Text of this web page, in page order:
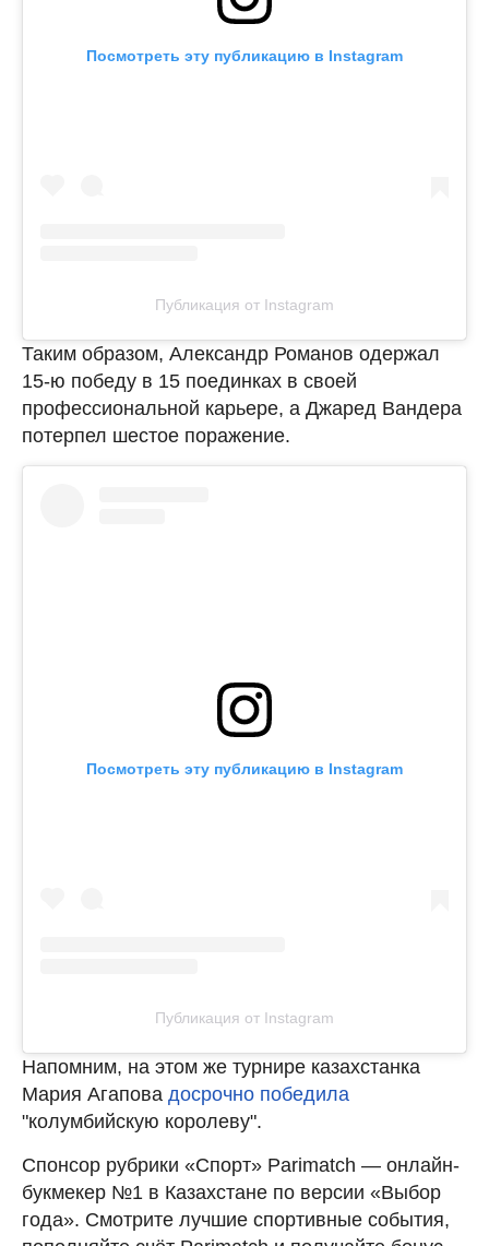
Посмотреть эту публикацию в Instagram
Публикация от Instagram
Таким образом, Александр Романов одержал
15-ю победу в 15 поединках в своей
профессиональной карьере, а Джаред Вандера
потерпел шестое поражение.
Посмотреть эту публикацию в Instagram
Публикация от Instagram
Напомним, на этом же турнире казахстанка
Мария Агапова досрочно победила
"колумбийскую королеву".
Спонсор рубрики «Спорт» Parimatch — онлайн-
букмекер №1 в Казахстане по версии «Выбор
года». Смотрите лучшие спортивные события,